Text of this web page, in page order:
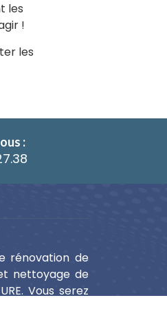
les
!
les
:
rénovation de
nettoyage de
Vous serez